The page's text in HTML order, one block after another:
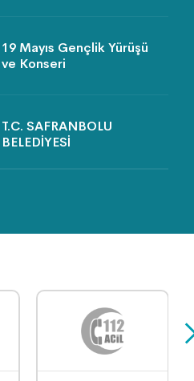
19 Mayıs Gençlik Yürüşü
ve Konseri
T.C. SAFRANBOLU
BELEDİYESİ
BAŞINDA
BELEDİYESİ FEN İŞLERİ